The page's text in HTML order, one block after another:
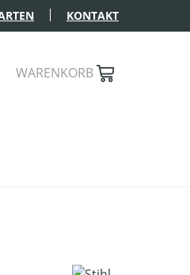
KONTAKT
WARENKORB